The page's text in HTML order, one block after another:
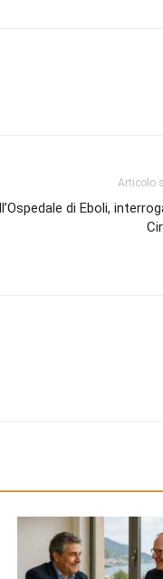
Articolo
di Eboli,